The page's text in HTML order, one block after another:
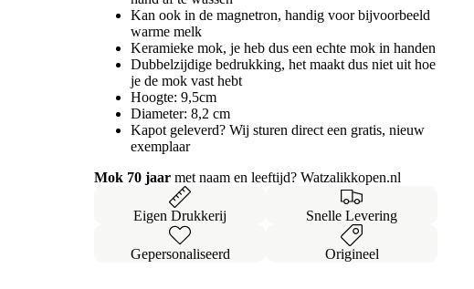
Kan ook in de magnetron, handig voor bijvoorbeeld
warme melk
Keramieke mok, je heb dus een echte mok in handen
Dubbelzijdige bedrukking, het maakt dus niet uit hoe
je de mok vast hebt
Hoogte: 9,5cm
Diameter: 8,2 cm
Kapot geleverd? Wij sturen direct een gratis, nieuw
exemplaar
Mok 70 jaar met naam en leeftijd? Watzalikkopen.nl
Eigen Drukkerij Snelle Levering
Gepersonaliseerd Origineel